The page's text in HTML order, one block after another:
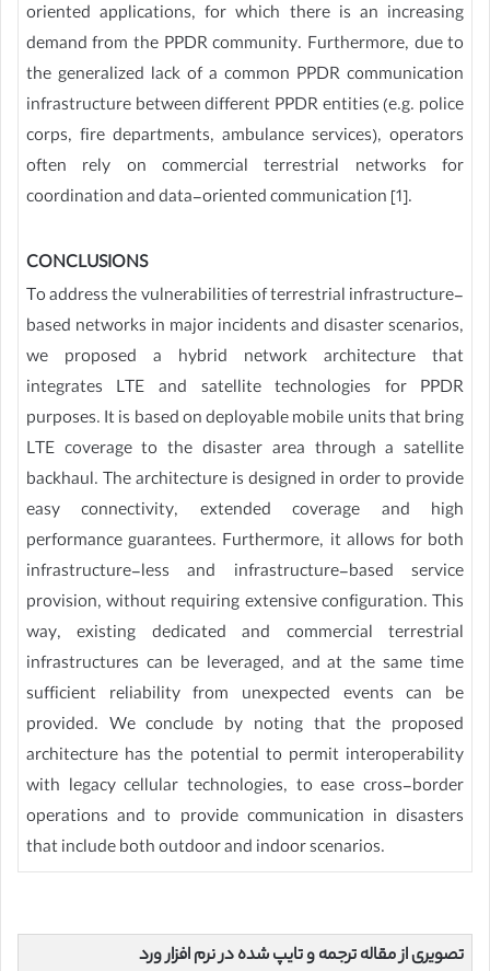
oriented applications, for which there is an increasing
demand from the PPDR community. Furthermore, due to
the generalized lack of a common PPDR communication
infrastructure between different PPDR entities (e.g. police
corps, fire departments, ambulance services), operators
often rely on commercial terrestrial networks for
coordination and data-oriented communication [1].
CONCLUSIONS
To address the vulnerabilities of terrestrial infrastructure-
based networks in major incidents and disaster scenarios,
we proposed a hybrid network architecture that
integrates LTE and satellite technologies for PPDR
purposes. It is based on deployable mobile units that bring
LTE coverage to the disaster area through a satellite
backhaul. The architecture is designed in order to provide
easy connectivity, extended coverage and high
performance guarantees. Furthermore, it allows for both
infrastructure-less and infrastructure-based service
provision, without requiring extensive configuration. This
way, existing dedicated and commercial terrestrial
infrastructures can be leveraged, and at the same time
sufficient reliability from unexpected events can be
provided. We conclude by noting that the proposed
architecture has the potential to permit interoperability
with legacy cellular technologies, to ease cross-border
operations and to provide communication in disasters
that include both outdoor and indoor scenarios.
تصویری از مقاله ترجمه و تایپ شده در نرم افزار ورد